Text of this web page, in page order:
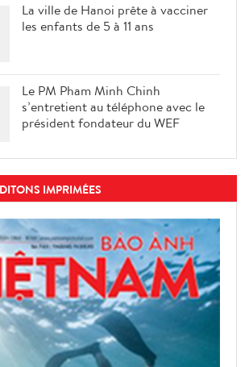
La ville de Hanoi prête à vacciner
les enfants de 5 à 11 ans
Le PM Pham Minh Chinh
s’entretient au téléphone avec le
président fondateur du WEF
IMPRIMÉES